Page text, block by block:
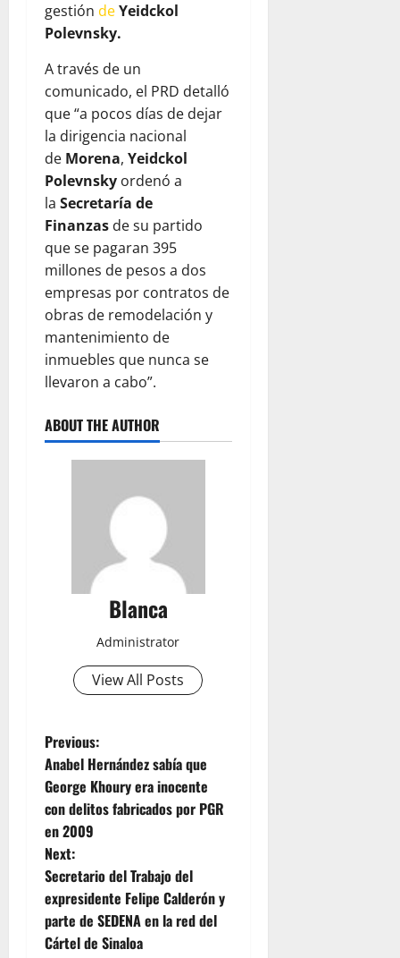
gestión deYeidckol
Polevnsky.
A través de un
comunicado, el PRD detalló
que “a pocos días de dejar
la dirigencia nacional
de Morena, Yeidckol
Polevnsky ordenó a
la Secretaría de
Finanzas de su partido
que se pagaran 395
millones de pesos a dos
empresas por contratos de
obras de remodelación y
mantenimiento de
inmuebles que nunca se
llevaron a cabo”.
ABOUT THE AUTHOR
Blanca
Administrator
View All Posts
P
o
s
t
n
a
Previous:
Anabel Hernández sabía que
George Khoury era inocente
con delitos fabricados por PGR
en 2009
Next:
Secretario del Trabajo del
expresidente Felipe Calderón y
parte de SEDENA en la red del
Cártel de Sinaloa